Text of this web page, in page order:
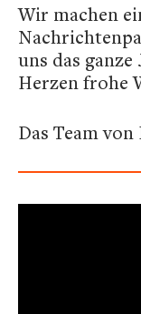
Wir machen
uns das
Herzen frohe
Das Team